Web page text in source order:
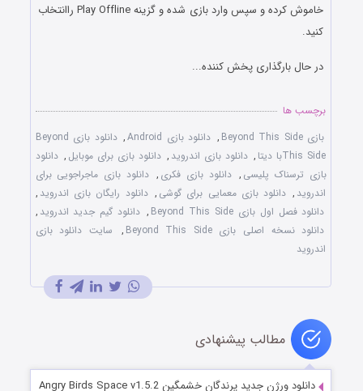
خاموش کرده و سپس وارد بازی شده و گزینه Play Offline راانتخاب
کنید.
در حال بارگذاری پخش کننده...
برچسب ها
بازی Beyond This Side
, دانلود بازی Android ,
دانلود بازی Beyond
This Sideبا دیتا
, دانلود بازی اندروید , دانلود بازی برای موبایل , دانلود
بازی ترسناک پلیسی , دانلود بازی فکری , دانلود بازی ماجراجویی برای
اندروید , دانلود بازی معمایی برای گوشی , دانلود رایگان بازی اندروید ,
دانلود فصل اول بازی Beyond This Side
, دانلود گیم جدید اندروید ,
دانلود نسخه اصلی بازی Beyond This Side
,
سایت دانلود بازی
اندروید
مطالب پیشنهادی
دانلود ورژن جدید پرندگان خشمگین Angry Birds Space v1.5.2